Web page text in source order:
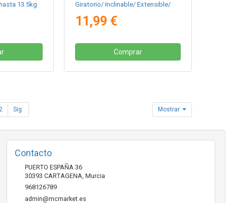
13.5kg
Giratorio/ Inclinable/ Extensible/
11,99 €
Comprar
Sig. Mostrar
Contacto
PUERTO ESPAÑA 36
30393 CARTAGENA Murcia
968126789
admin@mcmarket.es